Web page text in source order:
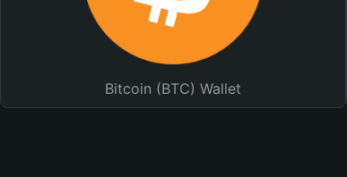
Bitcoin (BTC) Wallet